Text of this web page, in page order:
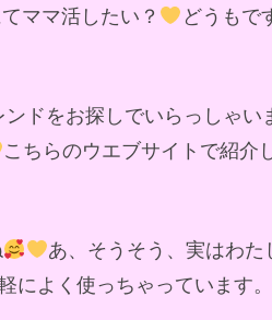
ママ活したい？ どうもで
ドをお探しでいらっしゃい
こちらのウエブサイトで紹介
あ、そうそう、実はわ
によく使っちゃっています。